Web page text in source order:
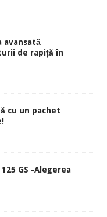
avansată
de rapiță în
cu un pachet
GS -Alegerea